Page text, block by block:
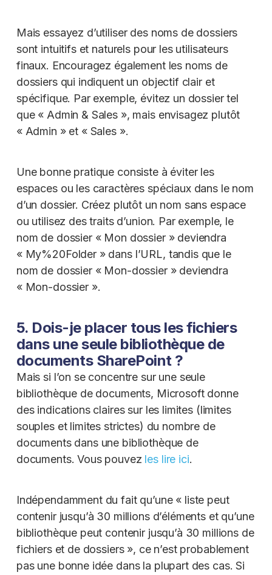
Mais essayez d’utiliser des noms de dossiers
sont intuitifs et naturels pour les utilisateurs
finaux. Encouragez également les noms de
dossiers qui indiquent un objectif clair et
spécifique. Par exemple, évitez un dossier tel
que « Admin & Sales », mais envisagez plutôt
« Admin » et « Sales ».
Une bonne pratique consiste à éviter les
espaces ou les caractères spéciaux dans le nom
d’un dossier. Créez plutôt un nom sans espace
ou utilisez des traits d’union. Par exemple, le
nom de dossier « Mon dossier » deviendra
« My%20Folder » dans l’URL, tandis que le
nom de dossier « Mon-dossier » deviendra
« Mon-dossier ».
5. Dois-je placer tous les fichiers
dans une seule bibliothèque de
documents SharePoint ?
Mais si l’on se concentre sur une seule
bibliothèque de documents, Microsoft donne
des indications claires sur les limites (limites
souples et limites strictes) du nombre de
documents dans une bibliothèque de
documents. Vous pouvez les lire ici.
Indépendamment du fait qu’une « liste peut
contenir jusqu’à 30 millions d’éléments et qu’une
bibliothèque peut contenir jusqu’à 30 millions de
fichiers et de dossiers », ce n’est probablement
pas une bonne idée dans la plupart des cas. Si